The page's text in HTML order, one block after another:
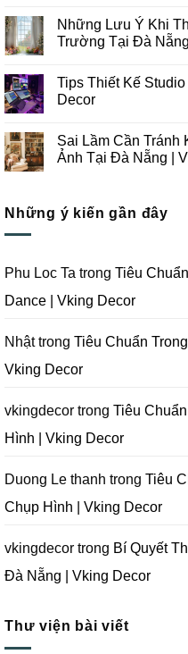
Hướng
Thiết
Kế
Studio
Chụp
Ảnh
Nẵng
Vking
bình
luận
ở
Ý
Trong
Thiết
Công
Trọn
Gói
Tại
Đà
Decor
Những Lưu Ý Khi
Trường Tại Đà
bình
luận
ở
Ý
Khi
Thiết
Trọn
Gói
Đà
Nẵng
Vking
Tips Thiết Kế
Decor
bình
luận
ở
Studio
Quay
Nẵng
|
Decor
Sai Lầm Cần Tránh
Ảnh Tại Đà Nẵng |
luận
ở
Tránh
Khi
Kế
Chụp
Ảnh
Đà
Vking
Decor
Những ý kiến gần đây
Phu Loc Ta trong Tiêu
Dance | Vking Decor
Nhậttrong Tiêu Chuẩn
Vking Decor
vkingdecor trong Tiêu
Hình | Vking Decor
Duong Le thanh trong Tiêu
Chụp Hình | Vking Decor
vkingdecor trong Bí Quyết
Đà Nẵng | Vking Decor
Thư viện bài viết